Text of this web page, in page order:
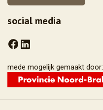
social media
mede mogelijk gemaakt door: